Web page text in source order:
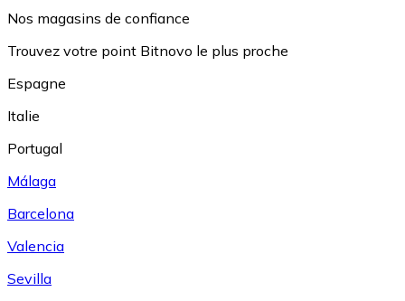
Nos magasins de confiance
Trouvez votre point Bitnovo le plus proche
Espagne
Italie
Portugal
Málaga
Barcelona
Valencia
Sevilla